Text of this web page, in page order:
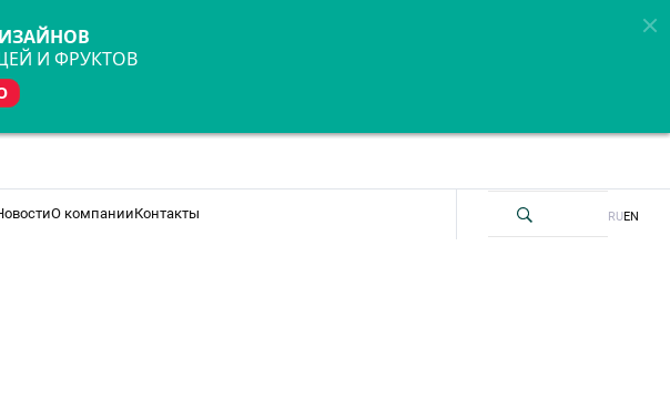
И ФРУКТОВ
О компанииКонтакты RUEN